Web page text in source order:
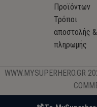
Προϊόντων
Τρόποι
αποστολής &
πληρωμής
WWW.MYSUPERHERO.GR